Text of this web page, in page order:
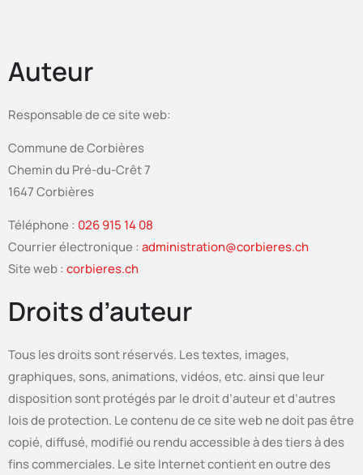
Auteur
Responsable de ce site web:
Commune de Corbières
Chemin du Pré-du-Crêt 7
1647 Corbières
Téléphone : 026 915 14 08
Courrier électronique : administration@corbieres.ch
Site web : corbieres.ch
Droits d’auteur
Tous les droits sont réservés. Les textes, images,
graphiques, sons, animations, vidéos, etc. ainsi que leur
disposition sont protégés par le droit d’auteur et d’autres
lois de protection. Le contenu de ce site web ne doit pas être
copié, diffusé, modifié ou rendu accessible à des tiers à des
fins commerciales. Le site Internet contient en outre des